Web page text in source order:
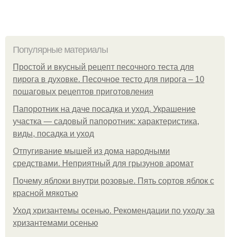
Популярные материалы
Простой и вкусный рецепт песочного теста для
пирога в духовке. Песочное тесто для пирога – 10
пошаговых рецептов приготовления
Папоротник на даче посадка и уход. Украшение
участка — садовый папоротник: характеристика,
виды, посадка и уход
Отпугивание мышей из дома народными
средствами. Неприятный для грызунов аромат
Почему яблоки внутри розовые. Пять сортов яблок с
красной мякотью
Уход хризантемы осенью. Рекомендации по уходу за
хризантемами осенью